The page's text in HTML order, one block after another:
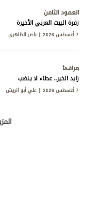
العمود الثامن
زفرة البيت العربي الأخيرة
7 أغسطس 2026 ناصر الظاهري
مرافئ
زايد الخير.. عطاء لا ينضب
7 أغسطس 2026 علي أبو الريش